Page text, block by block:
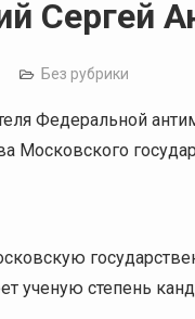
Сергей
Без рубрики
Федеральной
Московского
ученую степень